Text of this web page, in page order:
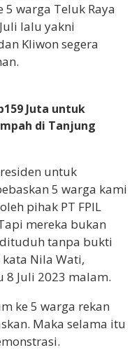
5 warga Teluk Raya
lalu yakni
Kliwon segera
Juta untuk
di Tanjung
untuk
5 warga kami
pihak PT FPIL
mereka bukan
tanpa bukti
Nila Wati,
8 Juli 2023 malam.
ke 5 warga rekan
Maka selama itu